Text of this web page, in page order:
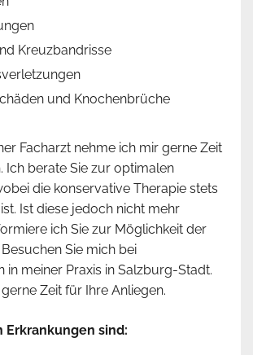
Kreuzbandrisse
und Knochenbrüche
Facharzt nehme ich mir gerne Zeit
Ich berate Sie zur optimalen
die konservative Therapie stets
Ist diese jedoch nicht mehr
ich Sie zur Möglichkeit der
Sie mich bei
in meiner Praxis in Salzburg-Stadt.
Zeit für Ihre Anliegen.
Erkrankungen sind: